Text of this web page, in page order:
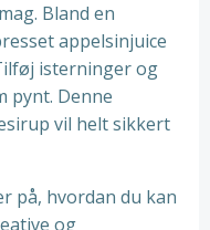
Bland en
appelsinjuice
isterninger og
pynt. Denne
vil helt sikkert
på, hvordan du kan
og